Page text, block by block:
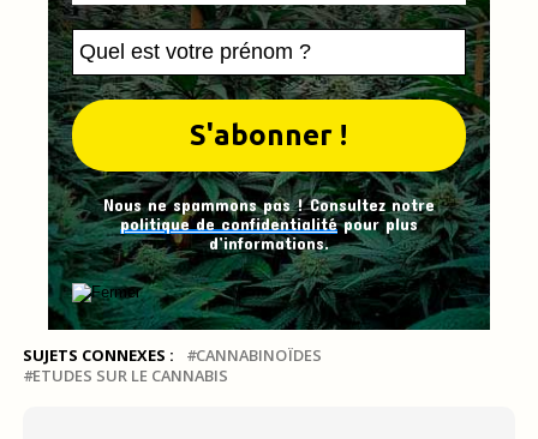
Nous ne spammons pas ! Consultez notre
politique de confidentialitépour plus
d’informations.
SUJETS CONNEXES :
CANNABINOÏDES
ETUDES SUR LE CANNABIS